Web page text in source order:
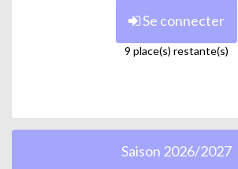
Se connecter
9 place(s) restante(s)
Saison 2026/2027